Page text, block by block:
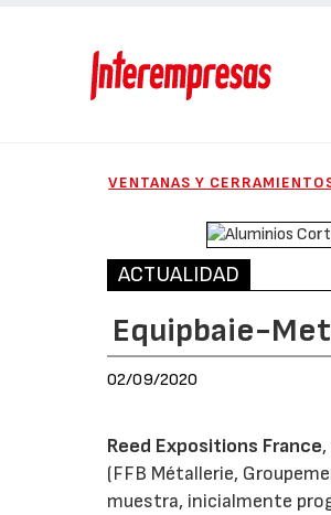
VENTANAS Y
ACTUALIDAD
Equipbaie-
02/09/2020
Reed Expositions France
(FFB Métallerie,
muestra, inicialmente